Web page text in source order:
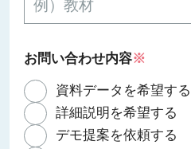
お問い合わせ内容※
資料データを希望する
詳細説明を希望する
デモ提案を依頼する